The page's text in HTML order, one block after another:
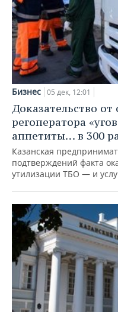
Бизнес 05 дек, 12:01
Доказательство
регоператора
аппетиты… в 300
Казанская
подтверждений факта
утилизации ТБО — и